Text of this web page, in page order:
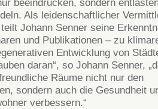
beeindrucken, sondern
Als leidenschaftlicher
Johann Senner seine
und Publikationen – zu
Entwicklung von
daran“, so Johann Senner,
Räume nicht nur den
sondern auch die Gesundheit
verbessern.“